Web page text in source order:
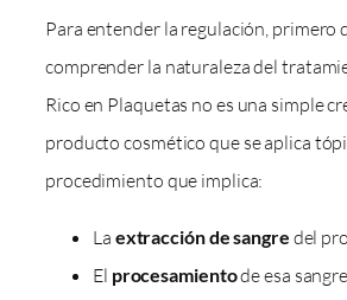
Para entender la regulación, primero
comprender la naturaleza del
Rico en Plaquetas no es una simple
producto cosmético que se aplica
procedimiento que implica:
La extracción de sangre del
El procesamientode esa